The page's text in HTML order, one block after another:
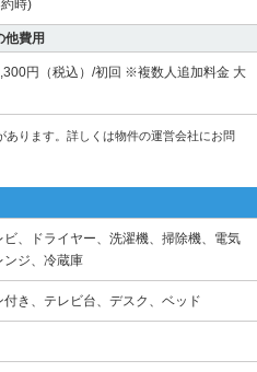
時)
他費用
円（税込）/初回 ※複数人追加料金 大
あります。詳しくは物件の運営会社にお問
ビ、ドライヤー、洗濯機、掃除機、電気
ンジ、冷蔵庫
付き、テレビ台、デスク、ベッド